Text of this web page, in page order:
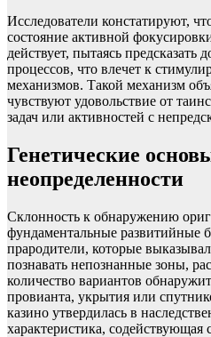
Исследователи констатируют,
состояние активной
действует, пытаясь
процессов, что влечет к
механизмов. Такой механизм
чувствуют удовольствие от
задач или активностей с
Генетические
неопределенности
Склонность к обнаружению
фундаментальные развитийные
прародители, которые
познавать непознанные зоны,
количество вариантов
провианта, укрытия или
казино утвердилась в
характеристика,